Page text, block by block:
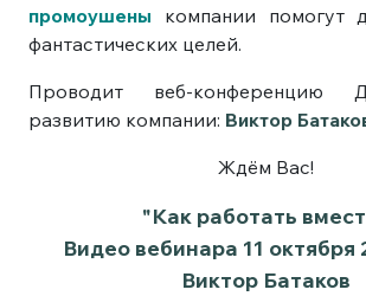
промоушены компании помогут
фантастических целей.
Проводит веб-конференцию
развитию компании: Виктор
Ждём Вас!
"Как работать
Видео вебинара 11 октября
Виктор Батаков